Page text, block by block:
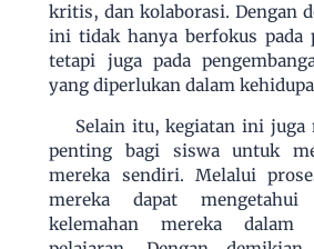
kritis, dan kolaborasi. Dengan
ini tidak hanya berfokus pada
tetapi juga pada
yang diperlukan dalam
Selain itu, kegiatan ini juga
penting bagi siswa untuk
mereka sendiri. Melalui
mereka dapat
kelemahan mereka dalam